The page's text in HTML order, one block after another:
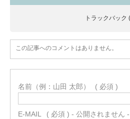
トラックバック
この記事へのコメントはありません。
名前（例：山田 太郎） ( 必須 )
E-MAIL ( 必須 ) - 公開されません -